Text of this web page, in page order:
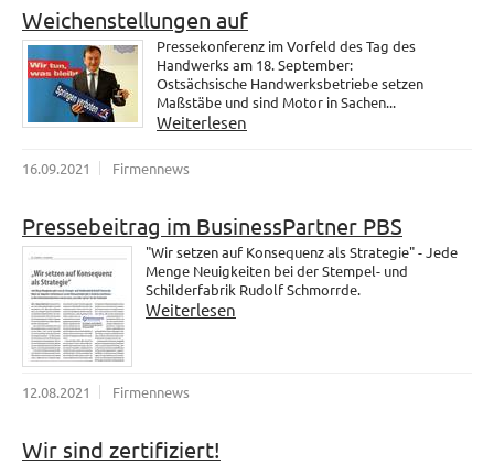
Weichenstellungen auf
Pressekonferenz im Vorfeld des Tag des
Handwerks am 18. September:
Ostsächsische Handwerksbetriebe setzen
Maßstäbe und sind Motor in Sachen...
Weiterlesen
16.09.2021 Firmennews
Pressebeitrag im BusinessPartner PBS
"Wir setzen auf Konsequenz als Strategie" - Jede
Menge Neuigkeiten bei der Stempel- und
Schilderfabrik Rudolf Schmorrde.
Weiterlesen
12.08.2021 Firmennews
Wir sind zertifiziert!